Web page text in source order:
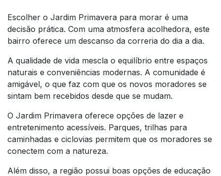
Escolher o Jardim Primavera para morar é uma
decisão prática. Com uma atmosfera acolhedora, este
bairro oferece um descanso da correria do dia a dia.
A qualidade de vida mescla o equilíbrio entre espaços
naturais e conveniências modernas. A comunidade é
amigável, o que faz com que os novos moradores se
sintam bem recebidos desde que se mudam.
O Jardim Primavera oferece opções de lazer e
entretenimento acessíveis. Parques, trilhas para
caminhadas e ciclovias permitem que os moradores se
conectem com a natureza.
Além disso, a região possui boas opções de educação